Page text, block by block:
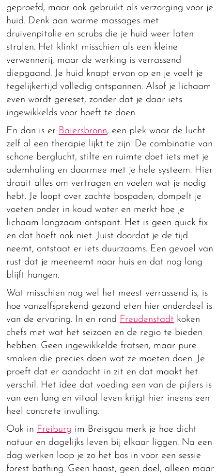
geproefd, maar ook gebruikt als verzorging voor je
huid. Denk aan warme massages met
druivenpitolie en scrubs die je huid weer laten
stralen. Het klinkt misschien als een kleine
verwennerij, maar de werking is verrassend
diepgaand. Je huid knapt ervan op en je voelt je
tegelijkertijd volledig ontspannen. Alsof je lichaam
even wordt gereset, zonder dat je daar iets
ingewikkelds voor hoeft te doen.
En dan is er Baiersbronn, een plek waar de lucht
zelf al een therapie lijkt te zijn. De combinatie van
schone berglucht, stilte en ruimte doet iets met je
ademhaling en daarmee met je hele systeem. Hier
draait alles om vertragen en voelen wat je nodig
hebt. Je loopt over zachte bospaden, dompelt je
voeten onder in koud water en merkt hoe je
lichaam langzaam ontspant. Het is geen quick fix
en dat hoeft ook niet. Juist doordat je de tijd
neemt, ontstaat er iets duurzaams. Een gevoel van
rust dat je meeneemt naar huis en dat nog lang
blijft hangen.
Wat misschien nog wel het meest verrassend is, is
hoe vanzelfsprekend gezond eten hier onderdeel is
van de ervaring. In en rond Freudenstadt koken
chefs met wat het seizoen en de regio te bieden
hebben. Geen ingewikkelde fratsen, maar pure
smaken die precies doen wat ze moeten doen. Je
proeft dat er aandacht in zit en dat maakt het
verschil. Het idee dat voeding een van de pijlers is
van een lang en vitaal leven krijgt hier ineens een
heel concrete invulling.
Ook in Freiburg im Breisgau merk je hoe dicht
natuur en dagelijks leven bij elkaar liggen. Na een
dag werken loop je zo het bos in voor een sessie
forest bathing. Geen haast, geen doel, alleen maar